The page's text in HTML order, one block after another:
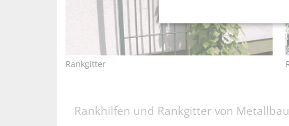
Rankgitter
Rankhilfen und Rankgitter von